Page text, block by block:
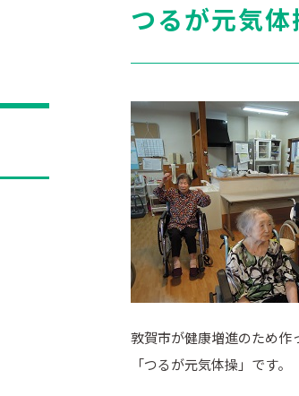
つるが元気
敦賀市が健康増進のため作
「つるが元気体操」です。